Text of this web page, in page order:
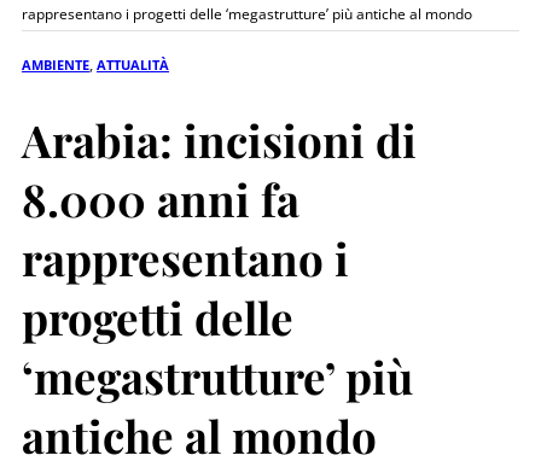
rappresentano i progetti delle ‘megastrutture’ più antiche al mondo
AMBIENTE ATTUALITÀ
Arabia: incisioni di
8.000 anni fa
rappresentano i
progetti delle
‘megastrutture’ più
antiche al mondo